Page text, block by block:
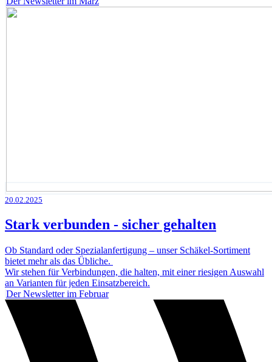
20.02.2025
Stark verbunden - sicher gehalten
Ob Standard oder Spezialanfertigung – unser Schäkel-Sortiment
bietet mehr als das Übliche.
Wir stehen für Verbindungen, die halten, mit einer riesigen Auswahl
an Varianten für jeden Einsatzbereich.
Der Newsletter im Februar